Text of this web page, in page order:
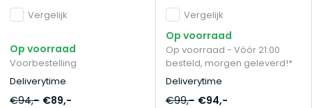
Vergelijk
Op voorraad
Voorbestelling
Deliverytime
€94,- €89,-
Vergelijk
Op voorraad
Op voorraad - Vóór 21:00
besteld, morgen geleverd!*
Deliverytime
€99,- €94,-